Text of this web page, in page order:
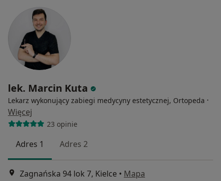
lek. Marcin Kuta
Lekarz wykonujący zabiegi medycyny estetycznej, Ortopeda ·
Więcej
23 opinie
Adres 1 Adres 2
Zagnańska 94 lok 7, Kielce • Mapa